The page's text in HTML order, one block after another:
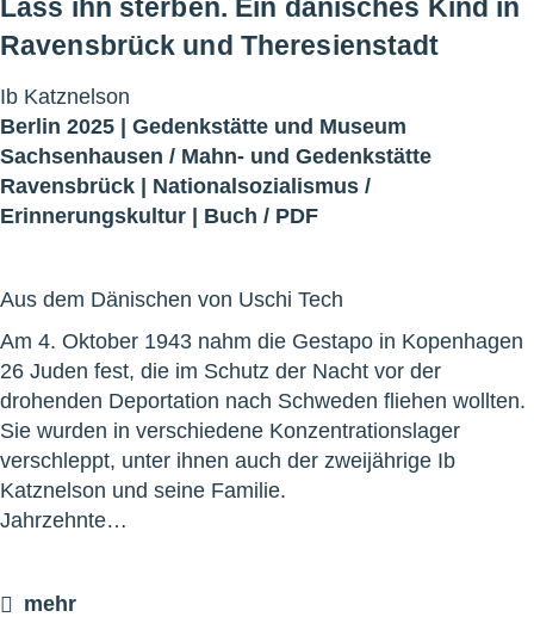
Lass ihn sterben. Ein dänisches Kind in
Ravensbrück und Theresienstadt
Ib Katznelson
Berlin 2025 | Gedenkstätte und Museum
Sachsenhausen / Mahn- und Gedenkstätte
Ravensbrück | Nationalsozialismus /
Erinnerungskultur | Buch / PDF
Aus dem Dänischen von Uschi Tech
Am 4. Oktober 1943 nahm die Gestapo in Kopenhagen
26 Juden fest, die im Schutz der Nacht vor der
drohenden Deportation nach Schweden fliehen wollten.
Sie wurden in verschiedene Konzentrationslager
verschleppt, unter ihnen auch der zweijährige Ib
Katznelson und seine Familie.
Jahrzehnte…
mehr